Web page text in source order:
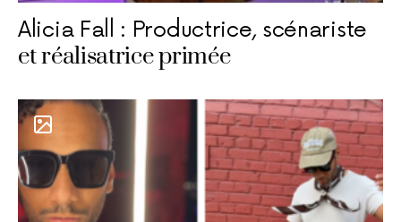
Alicia Fall : Productrice, scénariste
et réalisatrice primée